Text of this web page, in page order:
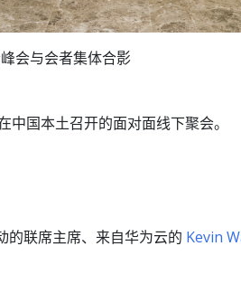
会与会者集体合影
中国本土召开的面对面线下聚会。
的联席主席、来自华为云的 Kevin